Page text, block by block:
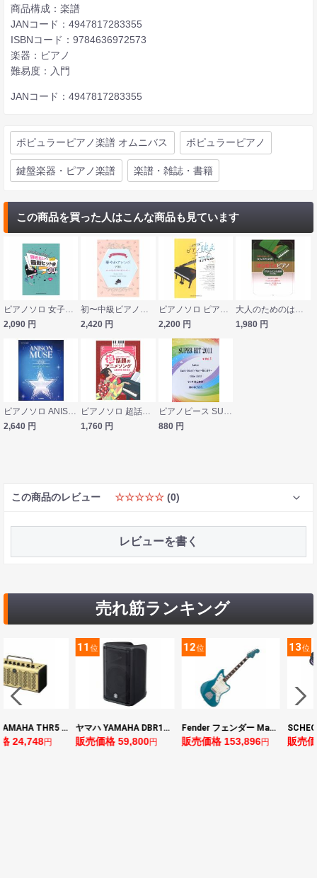
商品構成：楽譜
JANコード：4947817283355
ISBNコード：9784636972573
楽器：ピアノ
難易度：入門
JANコード：4947817283355
ポピュラーピアノ楽譜 オムニバス ポピュラーピアノ
鍵盤楽器・ピアノ楽譜 楽譜・雑誌・書籍
この商品を買った人はこんな商品も見ています
2,090 円
2,420 円
2,200 円
1,980 円
2,640 円
1,760 円
880 円
この商品のレビュー ☆☆☆☆☆ (0)
レビューを書く
売れ筋ランキング
ヤマハ YAMAHA THR5 コンパクトギターアンプ 小型アンプ
円
ヤマハ YAMAHA DBR10 パワードスピーカー
販売価格 59,800円
12
Fender フェンダー Made in Japan Traditional Late 60s Jazzmaster RW Ocean Turquoise Metallic エレキギター
販売価格 153,896円
13
販売価格